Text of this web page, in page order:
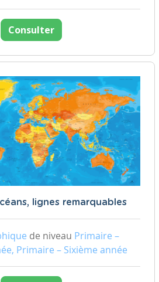
Consulter
lignes remarquables
de niveau Primaire –
Primaire – Sixième année